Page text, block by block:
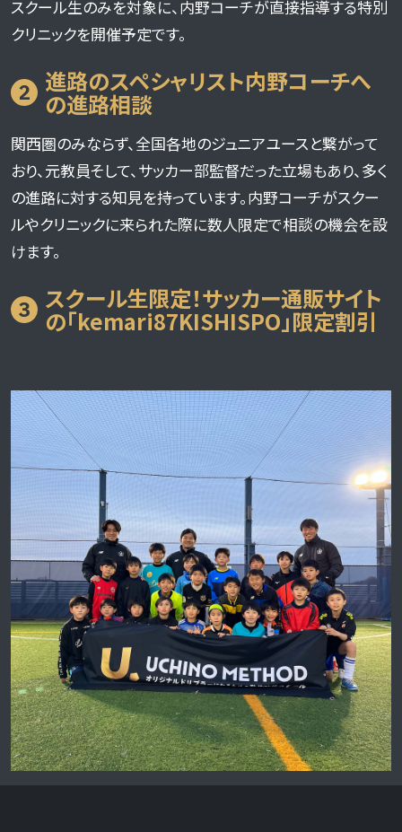
スクール生のみを対象に、内野コーチが直接指導する特別
クリニックを開催予定です。
2 進路のスペシャリスト内野コーチへ
の進路相談
関西圏のみならず、全国各地のジュニアユースと繋がって
おり、元教員そして、サッカー部監督だった立場もあり、多く
の進路に対する知見を持っています。内野コーチがスクー
ルやクリニックに来られた際に数人限定で相談の機会を設
けます。
3 スクール生限定！サッカー通販サイト
の「kemari87KISHISPO」限定割引